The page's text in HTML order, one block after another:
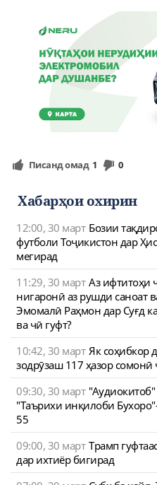
Писанд омад 1 0
Хабарҳои охирин
12:00, 30 март Бозии
футболи Тоҷикистон дар
мегирад
11:29, 30 март Аз ифтитоҳи
нигаронӣ аз рушди саноат
Эмомалӣ Раҳмон дар Суғд
ва чӣ гуфт?
10:42, 30 март Як соҳибкор
зодрӯзаш 117 ҳазор сомонӣ
09:30, 30 март
"Таърихи инқилоби
55
09:00, 30 март Трамп
дар ихтиёр бигирад